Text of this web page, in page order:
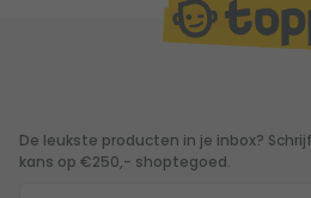
De leukste producten in je inbox?
kans op €250,- shoptegoed.